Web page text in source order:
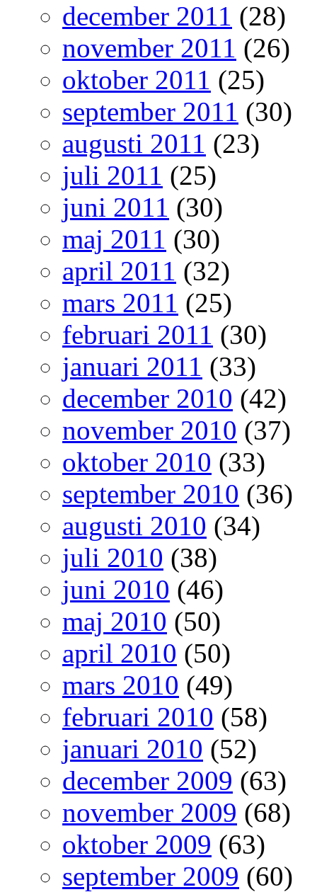
december 2011 (28)
november 2011 (26)
oktober 2011 (25)
september 2011 (30)
augusti 2011 (23)
juli 2011 (25)
juni 2011 (30)
maj 2011 (30)
april 2011 (32)
mars 2011 (25)
februari 2011 (30)
januari 2011 (33)
december 2010 (42)
november 2010 (37)
oktober 2010 (33)
september 2010 (36)
augusti 2010 (34)
juli 2010 (38)
juni 2010 (46)
maj 2010 (50)
april 2010 (50)
mars 2010 (49)
februari 2010 (58)
januari 2010 (52)
december 2009 (63)
november 2009 (68)
oktober 2009 (63)
september 2009 (60)